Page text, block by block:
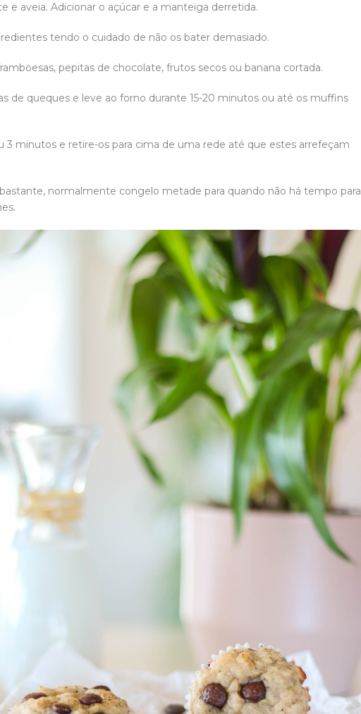
e aveia. Adicionar o açúcar e a manteiga derretida.
tendo o cuidado de não os bater demasiado.
pepitas de chocolate, frutos secos ou banana cortada.
de queques e leve ao forno durante 15-20 minutos ou até os muffins
3 minutos e retire-os para cima de uma rede até que estes arrefeçam
normalmente congelo metade para quando não há tempo para